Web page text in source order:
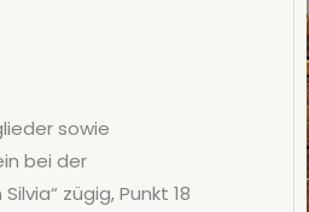
sowie
bei der
zügig, Punkt 18